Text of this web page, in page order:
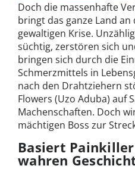
Doch die massenhafte
bringt das ganze Land an
gewaltigen Krise.
süchtig, zerstören sich
bringen sich durch die
Schmerzmittels in
nach den Drahtziehern
Flowers (Uzo Aduba) auf
Machenschaften. Doch
mächtigen Boss zur
Basiert
wahren